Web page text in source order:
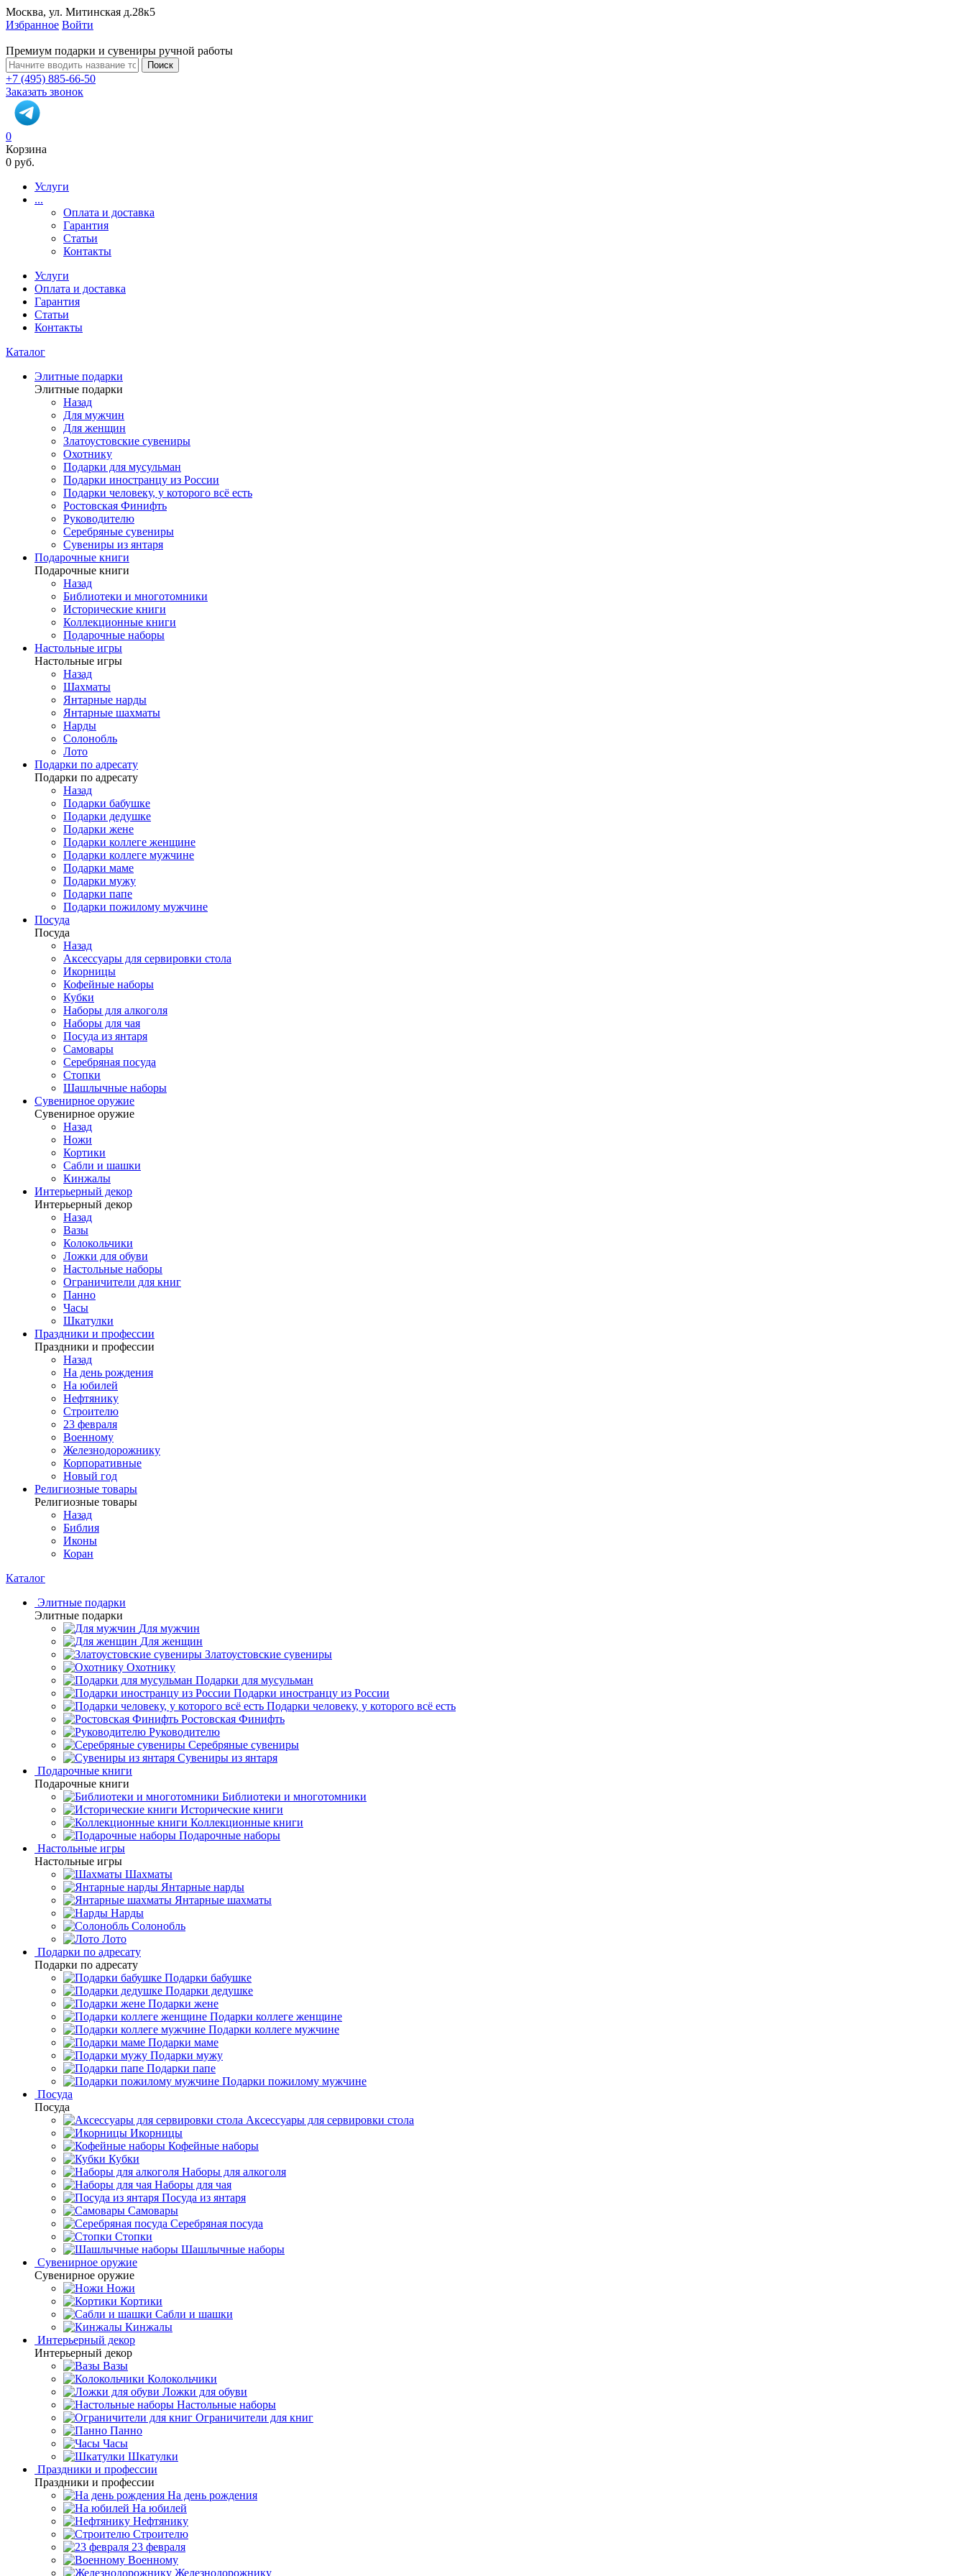
Москва, ул. Митинская д.28к5
Избранное Войти
Премиум подарки и сувениры ручной работы
Поиск
+7 (495) 885-66-50
Заказать звонок
0
Корзина
0 руб.
Услуги
...
Оплата и доставка
Гарантия
Статьи
Контакты
Услуги
Оплата и доставка
Гарантия
Статьи
Контакты
Каталог
Элитные подарки
Элитные подарки
Назад
Для мужчин
Для женщин
Златоустовские сувениры
Охотнику
Подарки для мусульман
Подарки иностранцу из России
Подарки человеку, у которого всё есть
Ростовская Финифть
Руководителю
Серебряные сувениры
Сувениры из янтаря
Подарочные книги
Подарочные книги
Назад
Библиотеки и многотомники
Исторические книги
Коллекционные книги
Подарочные наборы
Настольные игры
Настольные игры
Назад
Шахматы
Янтарные нарды
Янтарные шахматы
Нарды
Солонобль
Лото
Подарки по адресату
Подарки по адресату
Назад
Подарки бабушке
Подарки дедушке
Подарки жене
Подарки коллеге женщине
Подарки коллеге мужчине
Подарки маме
Подарки мужу
Подарки папе
Подарки пожилому мужчине
Посуда
Посуда
Назад
Аксессуары для сервировки стола
Икорницы
Кофейные наборы
Кубки
Наборы для алкоголя
Наборы для чая
Посуда из янтаря
Самовары
Серебряная посуда
Стопки
Шашлычные наборы
Сувенирное оружие
Сувенирное оружие
Назад
Ножи
Кортики
Сабли и шашки
Кинжалы
Интерьерный декор
Интерьерный декор
Назад
Вазы
Колокольчики
Ложки для обуви
Настольные наборы
Ограничители для книг
Панно
Часы
Шкатулки
Праздники и профессии
Праздники и профессии
Назад
На день рождения
На юбилей
Нефтянику
Строителю
23 февраля
Военному
Железнодорожнику
Корпоративные
Новый год
Религиозные товары
Религиозные товары
Назад
Библия
Иконы
Коран
Каталог
Элитные подарки
Элитные подарки
Для мужчин
Для женщин
Златоустовские сувениры
Охотнику
Подарки для мусульман
Подарки иностранцу из России
Подарки человеку, у которого всё есть
Ростовская Финифть
Руководителю
Серебряные сувениры
Сувениры из янтаря
Подарочные книги
Подарочные книги
Библиотеки и многотомники
Исторические книги
Коллекционные книги
Подарочные наборы
Настольные игры
Настольные игры
Шахматы
Янтарные нарды
Янтарные шахматы
Нарды
Солонобль
Лото
Подарки по адресату
Подарки по адресату
Подарки бабушке
Подарки дедушке
Подарки жене
Подарки коллеге женщине
Подарки коллеге мужчине
Подарки маме
Подарки мужу
Подарки папе
Подарки пожилому мужчине
Посуда
Посуда
Аксессуары для сервировки стола
Икорницы
Кофейные наборы
Кубки
Наборы для алкоголя
Наборы для чая
Посуда из янтаря
Самовары
Серебряная посуда
Стопки
Шашлычные наборы
Сувенирное оружие
Сувенирное оружие
Ножи
Кортики
Сабли и шашки
Кинжалы
Интерьерный декор
Интерьерный декор
Вазы
Колокольчики
Ложки для обуви
Настольные наборы
Ограничители для книг
Панно
Часы
Шкатулки
Праздники и профессии
Праздники и профессии
На день рождения
На юбилей
Нефтянику
Строителю
23 февраля
Военному
Железнодорожнику